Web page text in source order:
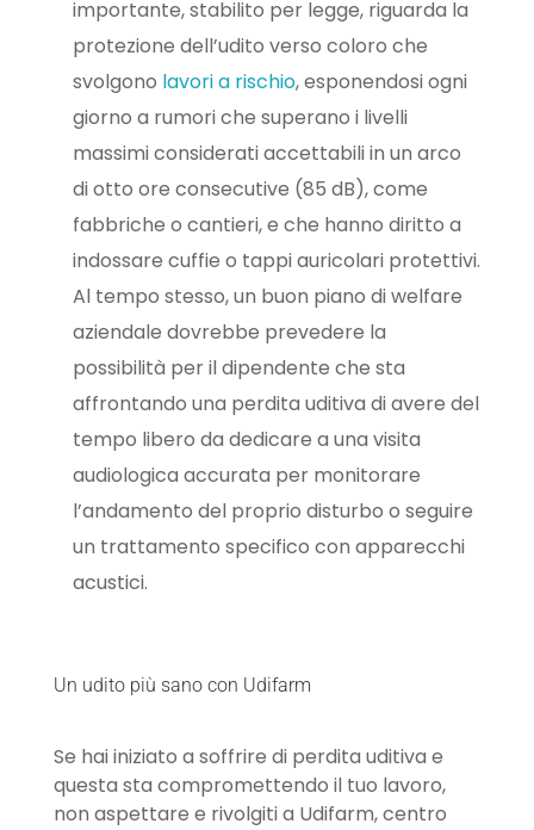
importante, stabilito per legge, riguarda la
protezione dell’udito verso coloro che
svolgono lavori a rischio, esponendosi ogni
giorno a rumori che superano i livelli
massimi considerati accettabili in un arco
di otto ore consecutive (85 dB), come
fabbriche o cantieri, e che hanno diritto a
indossare cuffie o tappi auricolari protettivi.
Al tempo stesso, un buon piano di welfare
aziendale dovrebbe prevedere la
possibilità per il dipendente che sta
affrontando una perdita uditiva di avere del
tempo libero da dedicare a una visita
audiologica accurata per monitorare
l’andamento del proprio disturbo o seguire
un trattamento specifico con apparecchi
acustici.
Un udito più sano con Udifarm
Se hai iniziato a soffrire di perdita uditiva e
questa sta compromettendo il tuo lavoro,
non aspettare e rivolgiti a Udifarm, centro